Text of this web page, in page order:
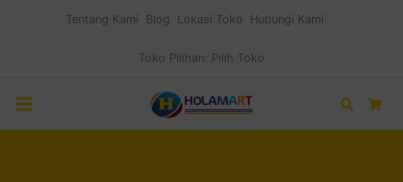
Tentang Kami Blog Lokasi Toko Hubungi Kami
Toko Pilihan: Pilih Toko
Search